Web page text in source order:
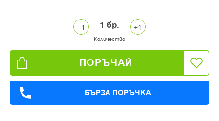
1 бр.
Количество
ПОРЪЧАЙ
БЪРЗА ПОРЪЧКА